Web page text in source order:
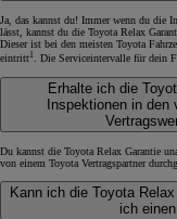
Ja, das kannst du! Immer wenn du die
lässt, kannst du die Toyota Relax
Dieser ist bei den meisten Toyota
eintritt1. Die Serviceintervalle für dein
Erhalte ich die
Inspektionen in
Du kannst die Toyota Relax Garantie
von einem Toyota Vertragspartner
Kann ich die Toyota
ich